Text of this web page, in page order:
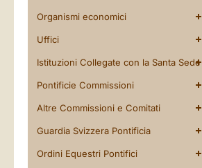
Organismi economici
Uffici
Istituzioni Collegate con la Santa Sede
Pontificie Commissioni
Altre Commissioni e Comitati
Guardia Svizzera Pontificia
Ordini Equestri Pontifici